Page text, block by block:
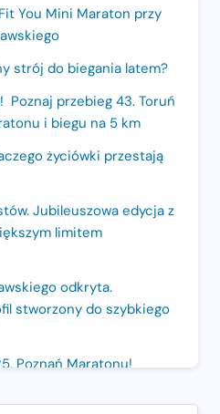
You Mini Maraton przy
strój do biegania latem?
Poznaj przebieg 43. Toruń
i biegu na 5 km
życiówki przestają
Jubileuszowa edycja z
limitem
odkryta.
stworzony do szybkiego
Poznań Maratonu!